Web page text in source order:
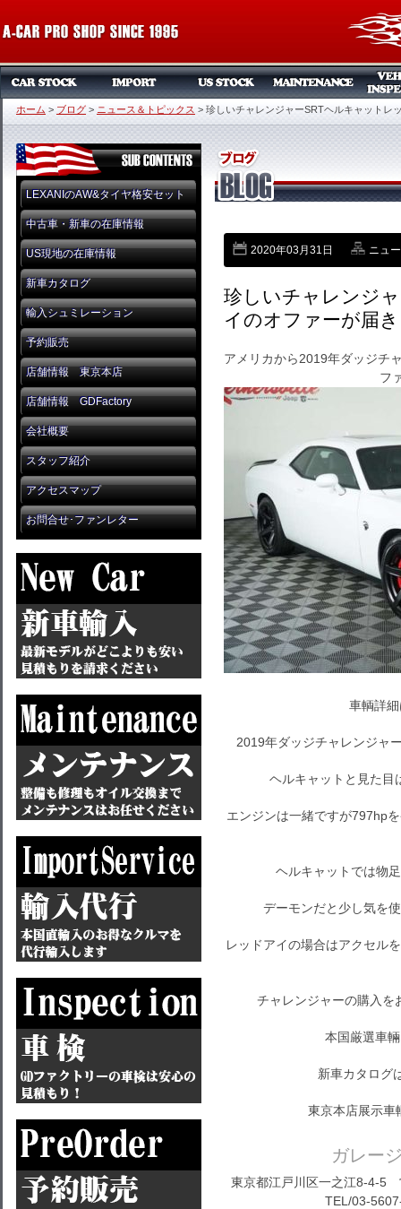
ホーム > ブログ > ニュース＆トピックス > 珍しいチャレンジャーSRTヘルキャットレ
LEXANIのAW&タイヤ格安セット
中古車・新車の在庫情報
US現地の在庫情報
新車カタログ
輸入シュミレーション
予約販売
店舗情報 東京本店
店舗情報 GDFactory
会社概要
スタッフ紹介
アクセスマップ
お問合せ･ファンレター
2020年03月31日 ニュ
珍しいチャレンジ
イのオファーが届
アメリカから2019年ダッジチ
フ
車輌詳
2019年ダッジチャレンジャ
ヘルキャットと見た目
エンジンは一緒ですが797hp
ヘルキャットでは物
デーモンだと少し気を
レッドアイの場合はアクセル
チャレンジャーの購入を
本国厳選車
新車カタログ
東京本店展示
ガレー
東京都江戸川区一之江8-4-5
TEL/03-